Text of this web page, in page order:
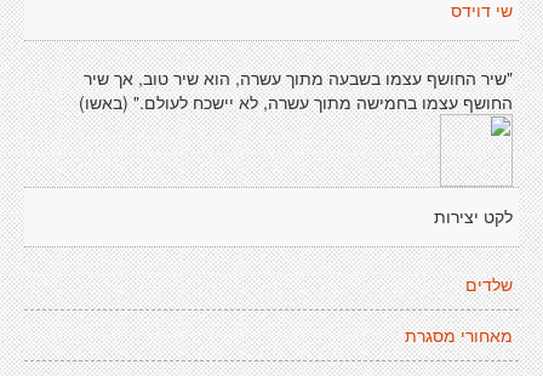
שי דוידס
"שיר החושף עצמו בשבעה מתוך עשרה, הוא שיר טוב, אך שיר
החושף עצמו בחמישה מתוך עשרה, לא יישכח לעולם." (באשו)
לקט יצירות
שלדים
מאחורי מסגרת